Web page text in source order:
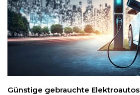
Günstige gebrauchte Elektroautos